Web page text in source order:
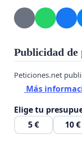
Publicidad de
Peticiones.net
Más
Elige tu
5 €
10 €